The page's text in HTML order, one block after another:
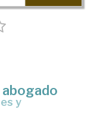
abogado